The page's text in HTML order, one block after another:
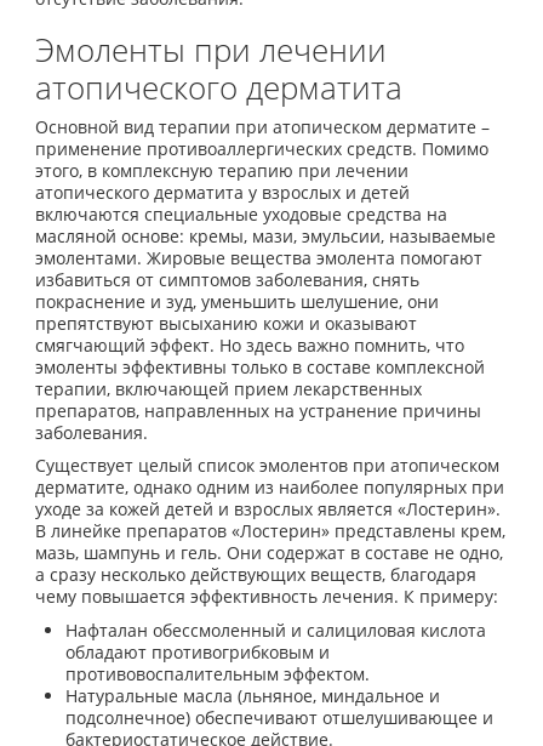
Эмоленты при лечении
атопического дерматита
Основной вид терапии при атопическом дерматите –
применение противоаллергических средств. Помимо
этого, в комплексную терапию при лечении
атопического дерматита у взрослых и детей
включаются специальные уходовые средства на
масляной основе: кремы, мази, эмульсии, называемые
эмолентами. Жировые вещества эмолента помогают
избавиться от симптомов заболевания, снять
покраснение и зуд, уменьшить шелушение, они
препятствуют высыханию кожи и оказывают
смягчающий эффект. Но здесь важно помнить, что
эмоленты эффективны только в составе комплексной
терапии, включающей прием лекарственных
препаратов, направленных на устранение причины
заболевания.
Существует целый список эмолентов при атопическом
дерматите, однако одним из наиболее популярных при
уходе за кожей детей и взрослых является «Лостерин».
В линейке препаратов «Лостерин» представлены крем,
мазь, шампунь и гель. Они содержат в составе не одно,
а сразу несколько действующих веществ, благодаря
чему повышается эффективность лечения. К примеру:
Нафталан обессмоленный и салициловая кислота
обладают противогрибковым и
противовоспалительным эффектом.
Натуральные масла (льняное, миндальное и
подсолнечное) обеспечивают отшелушивающее и
бактериостатическое действие.